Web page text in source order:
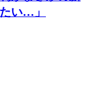
い…」